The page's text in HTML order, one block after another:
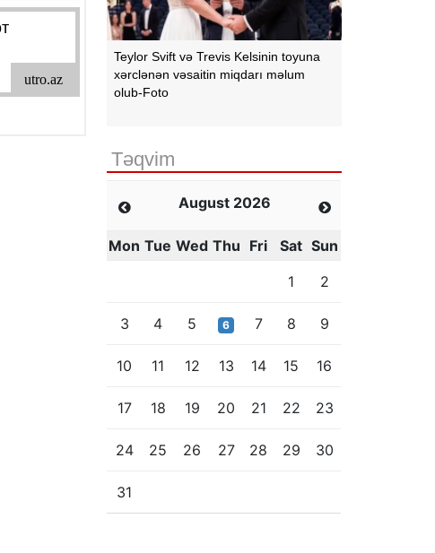
Teylor Svift və Trevis Kelsinin toyuna
xərclənən vəsaitin miqdarı məlum
olub-Foto
Təqvim
August 2026
Mon Tue Wed Thu Fri Sat Sun
1
2
3 4 5 6 7 8 9
10 11 12 13 14 15 16
17 18 19 20 21 22 23
24 25 26 27 28 29 30
31